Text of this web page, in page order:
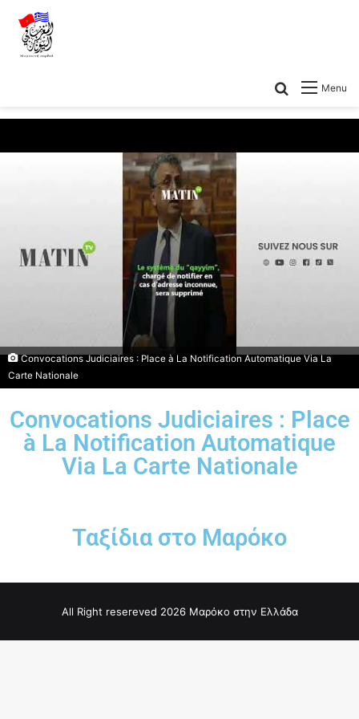
Menu
Convocations Judiciaires : Place à La Notification Automatique Via La
Carte Nationale
Convocations Judiciaires : Place
à La Notification Automatique
Via La Carte Nationale
Ταξίδια στο Μαρόκο
All Right resereved 2026 Μαρόκο στην Ελλάδα